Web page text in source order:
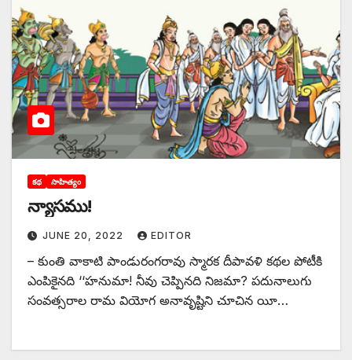
కథ సాహిత్యం
న్యాసము!
JUNE 20, 2022 EDITOR
– కుంతి వాకాటి పాండురంగరావు స్మారక దీపావళి కథల పోటీకి
ఎంపికైనది ‘‘హనుమా! నీవు చెప్పినది నిజమా? పదునాలుగు
సంవత్సరాల రామ వియోగ అనావృష్టిని చూచిన యీ…